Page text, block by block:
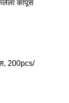
कापूस
200pcs/